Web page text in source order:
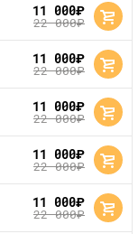
11 000руб.
22 000руб.
11 000руб.
22 000руб.
11 000руб.
22 000руб.
11 000руб.
22 000руб.
11 000руб.
22 000руб.